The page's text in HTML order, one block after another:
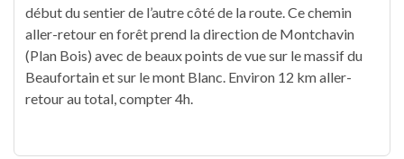
début du sentier de l’autre côté de la route. Ce chemin
aller-retour en forêt prend la direction de Montchavin
(Plan Bois) avec de beaux points de vue sur le massif du
Beaufortain et sur le mont Blanc. Environ 12 km aller-
retour au total, compter 4h.